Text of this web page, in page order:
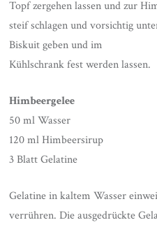
Topf zergehen lassen und zur
steif schlagen und vorsichtig
Biskuit geben und im
Kühlschrank fest werden lassen.
Himbeergelee
50 ml Wasser
120 ml Himbeersirup
3 Blatt Gelatine
Gelatine in kaltem Wasser
verrühren. Die ausgedrückte